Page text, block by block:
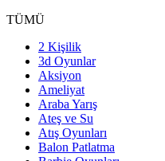
TÜMÜ
2 Kişilik
3d Oyunlar
Aksiyon
Ameliyat
Araba Yarış
Ateş ve Su
Atış Oyunları
Balon Patlatma